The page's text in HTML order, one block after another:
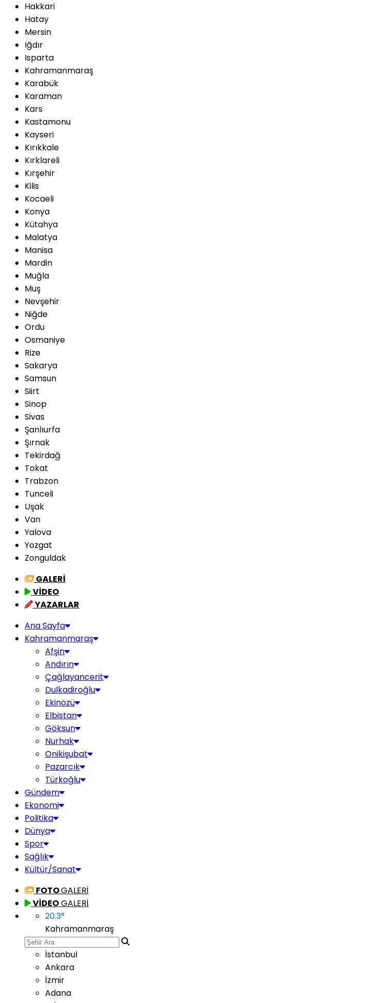
Hakkari
Hatay
Mersin
Iğdır
Isparta
Kahramanmaraş
Karabük
Karaman
Kars
Kastamonu
Kayseri
Kırıkkale
Kırklareli
Kırşehir
Kilis
Kocaeli
Konya
Kütahya
Malatya
Manisa
Mardin
Muğla
Muş
Nevşehir
Niğde
Ordu
Osmaniye
Rize
Sakarya
Samsun
Siirt
Sinop
Sivas
Şanlıurfa
Şırnak
Tekirdağ
Tokat
Trabzon
Tunceli
Uşak
Van
Yalova
Yozgat
Zonguldak
GALERİ
VİDEO
YAZARLAR
Ana Sayfa
Kahramanmaraş
Afşin
Andırın
Çağlayancerit
Dulkadiroğlu
Ekinözü
Elbistan
Göksun
Nurhak
Onikişubat
Pazarcık
Türkoğlu
Gündem
Ekonomi
Politika
Dünya
Spor
Sağlık
Kültür/Sanat
FOTOGALERİ
VİDEOGALERİ
20.3°
Kahramanmaraş
İstanbul
Ankara
İzmir
Adana